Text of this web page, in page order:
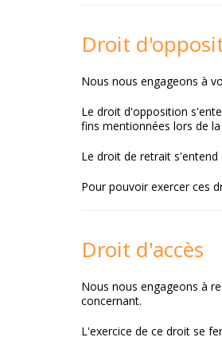
Droit
Nous nous engageons à
Le droit d'opposition
fins mentionnées lors de
Le droit de retrait
Pour pouvoir exercer ces
Droit d'accès
Nous nous engageons à
concernant.
L'exercice de ce droit se